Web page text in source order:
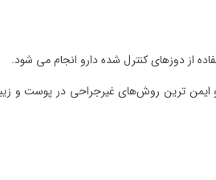
از دوزهای کنترل شده دارو انجام می‌ شود.
و ایمن‌ ترین روش‌های غیرجراحی در پوست و